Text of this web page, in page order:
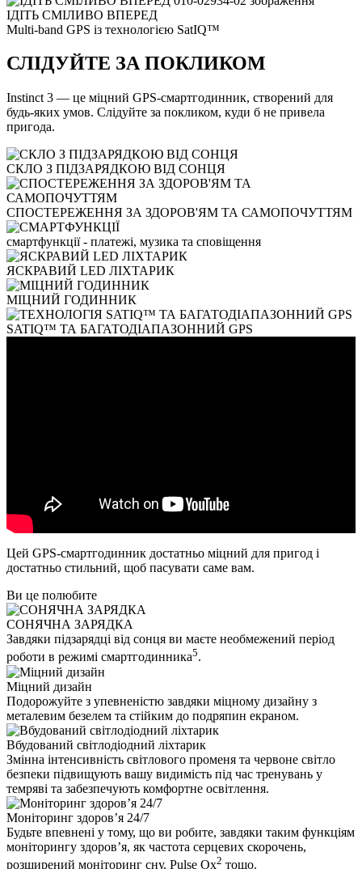
ІДІТЬ СМІЛИВО ВПЕРЕД
Multi-band GPS із технологією SatIQ™
СЛІДУЙТЕ ЗА ПОКЛИКОМ
Instinct 3 — це міцний GPS-смартгодинник, створений для
будь-яких умов. Слідуйте за покликом, куди б не привела
пригода.
СКЛО З ПІДЗАРЯДКОЮ ВІД СОНЦЯ
СПОСТЕРЕЖЕННЯ ЗА ЗДОРОВ'ЯМ ТА САМОПОЧУТТЯМ
смартфункції - платежі, музика та сповіщення
ЯСКРАВИЙ LED ЛІХТАРИК
МІЦНИЙ ГОДИННИК
SATIQ™ ТА БАГАТОДІАПАЗОННИЙ GPS
Цей GPS-смартгодинник достатньо міцний для пригод і
достатньо стильний, щоб пасувати саме вам.
Ви це полюбите
СОНЯЧНА ЗАРЯДКА
Завдяки підзарядці від сонця ви маєте необмежений період
роботи в режимі смартгодинника5.
Міцний дизайн
Подорожуйте з упевненістю завдяки міцному дизайну з
металевим безелем та стійким до подряпин екраном.
Вбудований світлодіодний ліхтарик
Змінна інтенсивність світлового променя та червоне світло
безпеки підвищують вашу видимість під час тренувань у
темряві та забезпечують комфортне освітлення.
Моніторинг здоров’я 24/7
Будьте впевнені у тому, що ви робите, завдяки таким функціям
моніторингу здоров’я, як частота серцевих скорочень,
розширений моніторинг сну, Pulse Ox2 тощо.